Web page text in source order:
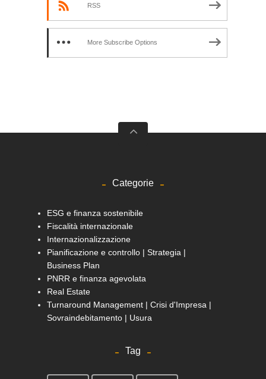
RSS
More Subscribe Options
Categorie
ESG e finanza sostenibile
Fiscalità internazionale
Internazionalizzazione
Pianificazione e controllo | Strategia |
Business Plan
PNRR e finanza agevolata
Real Estate
Turnaround Management | Crisi d'Impresa |
Sovraindebitamento | Usura
Tag